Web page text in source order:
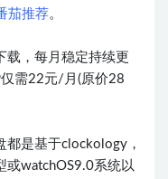
茄推荐。
载，每月稳定持续更
需22元/月(原价28
都是基于clockology，
或watchOS9.0系统以